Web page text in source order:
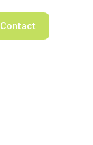
Contact